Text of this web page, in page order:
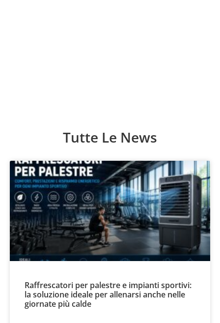
Tutte Le News
Raffrescatori per palestre e impianti sportivi:
la soluzione ideale per allenarsi anche nelle
giornate più calde